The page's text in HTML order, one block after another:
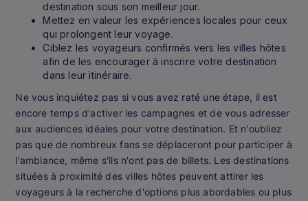
destination sous son meilleur jour.
Mettez en valeur les expériences locales pour ceux
qui prolongent leur voyage.
Ciblez les voyageurs confirmés vers les villes hôtes
afin de les encourager à inscrire votre destination
dans leur itinéraire.
Ne vous inquiétez pas si vous avez raté une étape, il est
encore temps d'activer les campagnes et de vous adresser
aux audiences idéales pour votre destination. Et n'oubliez
pas que de nombreux fans se déplaceront pour participer à
l'ambiance, même s'ils n'ont pas de billets. Les destinations
situées à proximité des villes hôtes peuvent attirer les
voyageurs à la recherche d'options plus abordables ou plus